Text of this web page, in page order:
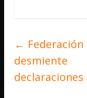
← Federación
desmiente
declaraciones